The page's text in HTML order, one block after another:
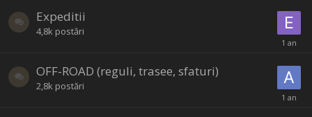
Expeditii
4,8k postări
OFF-ROAD (reguli, trasee, sfaturi)
2,8k postări